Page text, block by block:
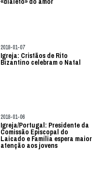
2018-01-07
Igreja: Cristãos de Rito
Bizantino celebram o Natal
2018-01-06
Igreja/Portugal: Presidente da
Comissão Episcopal do
Laicado e Família espera maior
atenção aos jovens